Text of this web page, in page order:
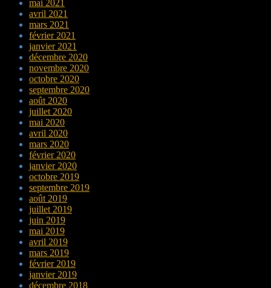
mai 2021
avril 2021
mars 2021
février 2021
janvier 2021
décembre 2020
novembre 2020
octobre 2020
septembre 2020
août 2020
juillet 2020
mai 2020
avril 2020
mars 2020
février 2020
janvier 2020
octobre 2019
septembre 2019
août 2019
juillet 2019
juin 2019
mai 2019
avril 2019
mars 2019
février 2019
janvier 2019
décembre 2018